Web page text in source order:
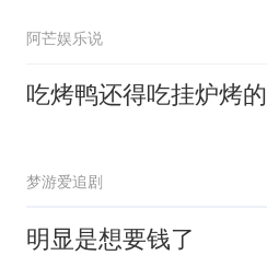
阿芒娱乐说
吃烤鸭还得吃挂炉烤的
梦游爱追剧
明显是想要钱了